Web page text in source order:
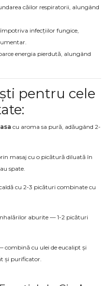
căilor respiratorii, alungând
infecțiilor fungice,
energia pierdută, alungând
pentru cele
cu aroma sa pură, adăugând 2-
masaj cu o picătură diluată în
spate.
cu 2-3 picături combinate cu
aburite — 1-2 picături
combină cu ulei de eucalipt și
și purificator.